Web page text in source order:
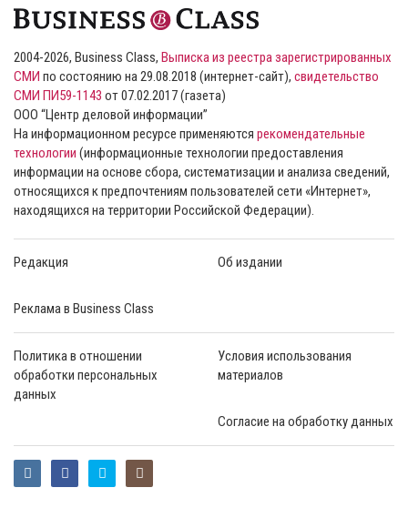
2004-2026, Business Class, Выписка из реестра зарегистрированных
СМИ по состоянию на 29.08.2018 (интернет-сайт), свидетельство
СМИ ПИ59-1143 от 07.02.2017 (газета)
ООО “Центр деловой информации”
На информационном ресурсе применяются рекомендательные
технологии (информационные технологии предоставления
информации на основе сбора, систематизации и анализа сведений,
относящихся к предпочтениям пользователей сети «Интернет»,
находящихся на территории Российской Федерации).
Редакция Об издании
Реклама в Business Class
Политика в отношении
обработки персональных
данных
Условия использования
материалов
Согласие на обработку данных